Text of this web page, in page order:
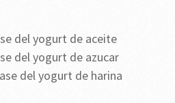
del yogurt de aceite
del yogurt de azucar
del yogurt de harina